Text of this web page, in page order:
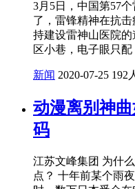
3月5日，中国第57
了，雷锋精神在抗
持建设雷神山医院
区小巷，电子眼只配
新闻 2020-07-25 192
动漫离别神
码
江苏文峰集团 为什
点？ 十年前某个雨